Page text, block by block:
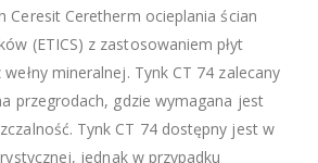
Ceresit Ceretherm ocieplania ścian
(ETICS) z zastosowaniem płyt
mineralnej. Tynk CT 74 zalecany
przegrodach, gdzie wymagana jest
Tynk CT 74 dostępny jest w
jednak w przypadku